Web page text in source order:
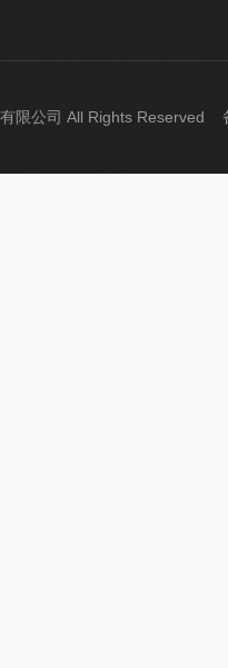
限公司 All Rights Reserved